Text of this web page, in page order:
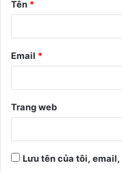
n
Tên *
Email *
Trang web
Lưu tên của tôi,